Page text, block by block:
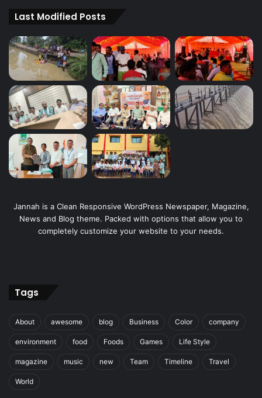
Last Modified Posts
Jannah is a Clean Responsive WordPress Newspaper, Magazine,
News and Blog theme. Packed with options that allow you to
completely customize your website to your needs.
Tags
About awesome blog Business Color company
environment food Foods Games Life Style
magazine music new Team Timeline Travel
World